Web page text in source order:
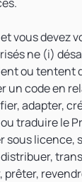
vous devez
ne (i)
ou tentent
un code en
adapter,
traduire le
sous licence,